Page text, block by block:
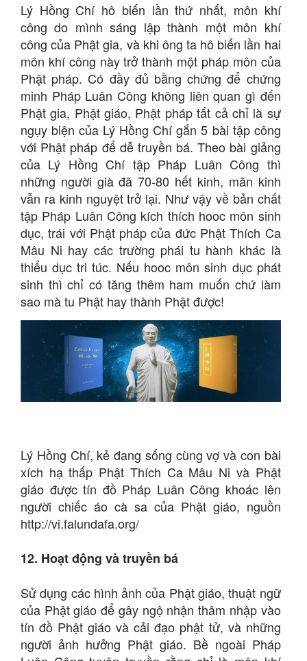
Lý Hồng Chí hô biến lần thứ nhất, môn khí
công do mình sáng lập thành một môn khí
công của Phật gia, và khi ông ta hô biến lần hai
môn khí công này trở thành một pháp môn của
Phật pháp. Có đầy đủ bằng chứng để chứng
minh Pháp Luân Công không liên quan gì đến
Phật gia, Phật giáo, Phật pháp tất cả chỉ là sự
ngụy biện của Lý Hồng Chí gắn 5 bài tập công
với Phật pháp để dễ truyền bá. Theo bài giảng
của Lý Hồng Chí tập Pháp Luân Công thì
những người già đã 70-80 hết kinh, mãn kinh
vẫn ra kinh nguyệt trở lại. Như vậy về bản chất
tập Pháp Luân Công kích thích hooc môn sinh
dục, trái với Phật pháp của đức Phật Thích Ca
Mâu Ni hay các trường phái tu hành khác là
thiểu dục tri túc. Nếu hooc môn sinh dục phát
sinh thì chỉ có tăng thêm ham muốn chứ làm
sao mà tu Phật hay thành Phật được!
Lý Hồng Chí, kẻ đang sống cùng vợ và con bài
xích hạ thấp Phật Thích Ca Mâu Ni và Phật
giáo được tín đồ Pháp Luân Công khoác lên
người chiếc áo cà sa của Phật giáo, nguồn
http://vi.falundafa.org/
12. Hoạt động và truyền bá
Sử dụng các hình ảnh của Phật giáo, thuật ngữ
của Phật giáo để gây ngộ nhận thâm nhập vào
tín đồ Phật giáo và cải đạo phật tử, và những
người ảnh hưởng Phật giáo. Bề ngoài Pháp